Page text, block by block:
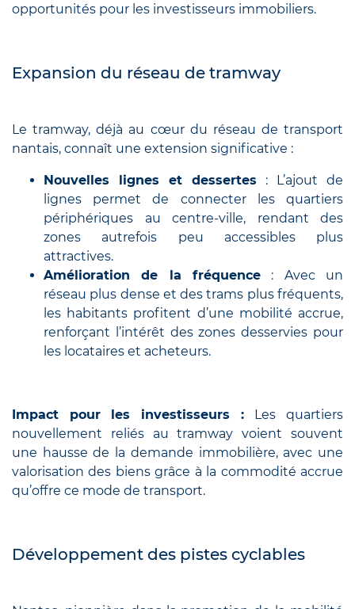
opportunités pour les investisseurs immobiliers.
Expansion du réseau de tramway
Le tramway, déjà au cœur du réseau de transport
nantais, connaît une extension significative :
Nouvelles lignes et dessertes : L’ajout de
lignes permet de connecter les quartiers
périphériques au centre-ville, rendant des
zones autrefois peu accessibles plus
attractives.
Amélioration de la fréquence : Avec un
réseau plus dense et des trams plus fréquents,
les habitants profitent d’une mobilité accrue,
renforçant l’intérêt des zones desservies pour
les locataires et acheteurs.
Impact pour les investisseurs : Les quartiers
nouvellement reliés au tramway voient souvent
une hausse de la demande immobilière, avec une
valorisation des biens grâce à la commodité accrue
qu’offre ce mode de transport.
Développement des pistes cyclables